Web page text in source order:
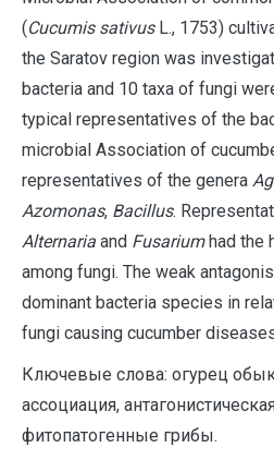
(Cucumis sativus L., 1753)
the Saratov region was
bacteria and 10 taxa of fungi
typical representatives of the
microbial Association of
representatives of the genera
Azomonas, Bacillus.
Alternaria and Fusariumhad the
among fungi. The weak
dominant bacteria species in
fungi causing cucumber
Ключевые слова: огурец
ассоциация,
фитопатогенные грибы.